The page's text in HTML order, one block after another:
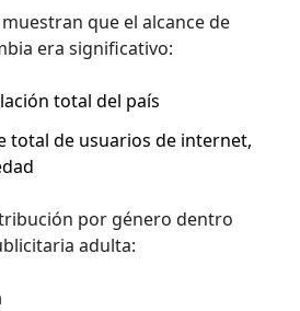
que el alcance de
era significativo:
total del país
total de usuarios de internet,
por género dentro
adulta: